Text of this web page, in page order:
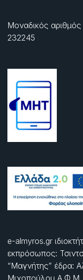
Μοναδικός
232245
e-almyros.gr
εκπρόσωπος:
“Μαγνήτης” έδρα:
Μιχοπούλου